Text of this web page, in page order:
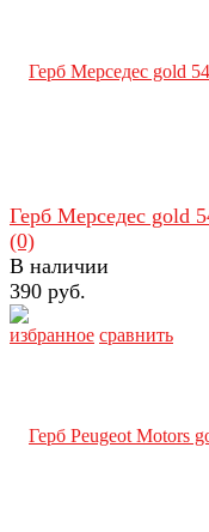
избранное сравнить
Герб Мерседес gold
(0)
В наличии
390 руб.